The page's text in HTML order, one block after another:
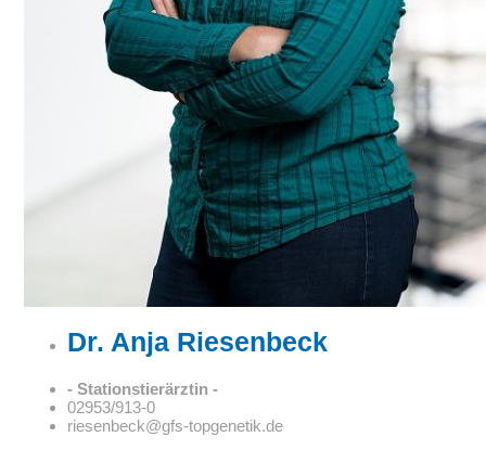
Scannen bei jedem Arbeitsschritt: Alle Ergebnisse der
Qualitätskontrolle werden ins Laborprogramm eingespielt.
Das Sperma wird abgewogen, auf Farbe & Geruch geprüft
vorverdünnt.
Dr. Anja Riesenbeck
- Stationstierärztin -
02953/913-0
riesenbeck@gfs-topgenetik.de